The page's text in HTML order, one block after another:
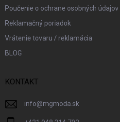
Poučenie o ochrane osobných
Reklamačný poriadok
Vrátenie tovaru / reklamácia
BLOG
KONTAKT
info@mgmoda.sk